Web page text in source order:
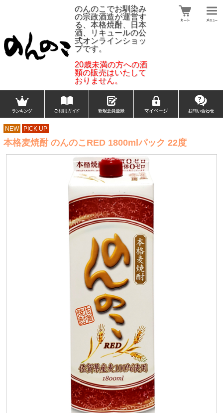
のんのこでお馴染み
の宗政酒造が運営す
る、本格焼酎、日本
酒、リキュールの公
式オンラインショッ
プです。
20歳未満の方への酒
類の販売はいたして
おりません。
NEW PICK UP
本格麦焼酎 のんのこRED 1800mlパック 22度